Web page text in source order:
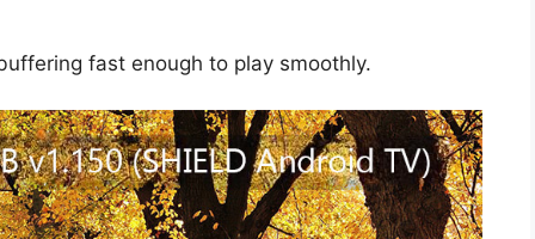
fast enough to play smoothly.